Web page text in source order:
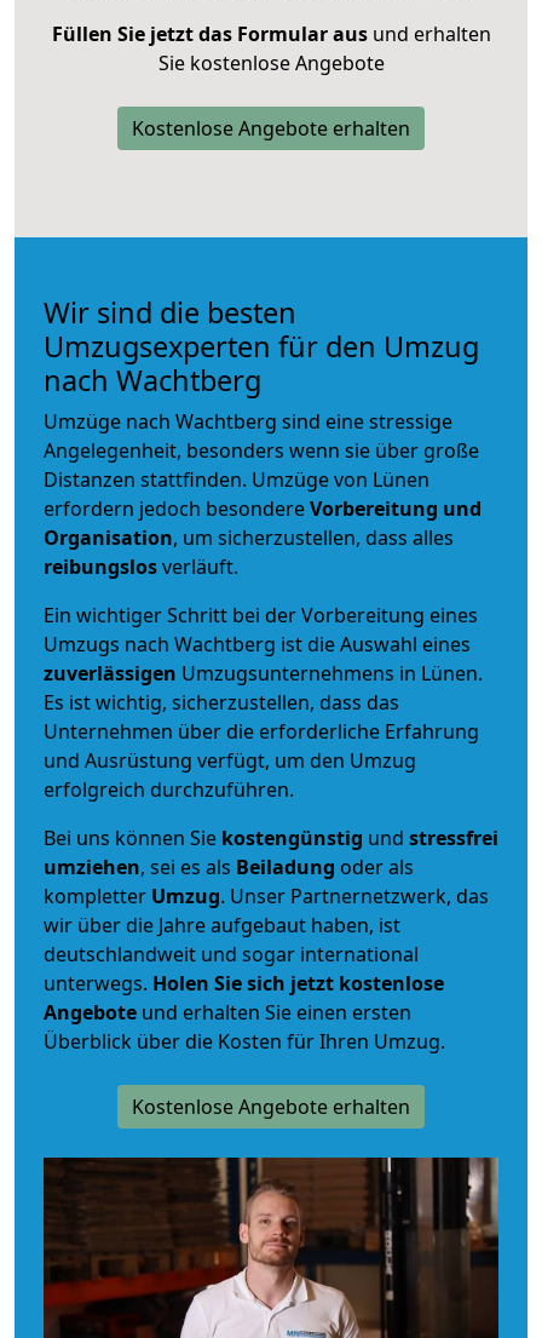
Füllen Sie jetzt das Formular ausund erhalten
Sie kostenlose Angebote
Kostenlose Angebote erhalten
Wir sind die besten
Umzugsexperten für den Umzug
nach Wachtberg
Umzüge nach Wachtberg sind eine stressige
Angelegenheit, besonders wenn sie über große
Distanzen stattfinden. Umzüge von Lünen
erfordern jedoch besondereVorbereitung und
Organisation, um sicherzustellen, dass alles
reibungslosverläuft.
Ein wichtiger Schritt bei der Vorbereitung eines
Umzugs nach Wachtberg ist die Auswahl eines
zuverlässigen Umzugsunternehmens in Lünen.
Es ist wichtig, sicherzustellen, dass das
Unternehmen über die erforderliche Erfahrung
und Ausrüstung verfügt, um den Umzug
erfolgreich durchzuführen.
Bei uns können Sie kostengünstig und stressfrei
umziehen, sei es als Beiladung oder als
kompletter Umzug. Unser Partnernetzwerk, das
wir über die Jahre aufgebaut haben, ist
deutschlandweit und sogar international
unterwegs. Holen Sie sich jetzt kostenlose
Angebote und erhalten Sie einen ersten
Überblick über die Kosten für Ihren Umzug.
Kostenlose Angebote erhalten